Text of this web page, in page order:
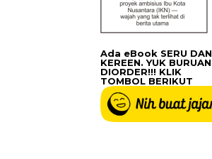
Ada eBook SERU DAN
KEREEN. YUK BURUAN
DIORDER!!! KLIK
TOMBOL BERIKUT